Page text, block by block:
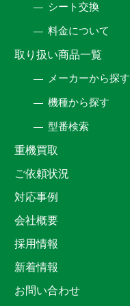
シート交換
料金について
取り扱い商品一覧
メーカーから探す
機種から探す
型番検索
重機買取
ご依頼状況
対応事例
会社概要
採用情報
新着情報
お問い合わせ